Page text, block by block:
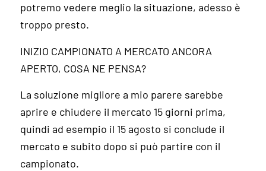
potremo vedere meglio la situazione, adesso è
troppo presto.
INIZIO CAMPIONATO A MERCATO ANCORA
APERTO, COSA NE PENSA?
La soluzione migliore a mio parere sarebbe
aprire e chiudere il mercato 15 giorni prima,
quindi ad esempio il 15 agosto si conclude il
mercato e subito dopo si può partire con il
campionato.